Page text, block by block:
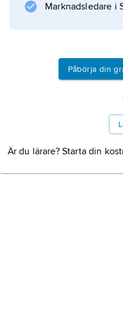
Marknadsledare i
Påbörja din
Är du lärare? Starta din